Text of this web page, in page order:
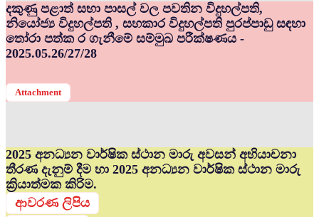
දකුණු පළාත් සභා පාසල් වල පවතින විදුහල්පති,
නියෝජ්‍ය විදුහල්පති , සහකාර විදුහල්පති පුරප්පාඩු සඳහා
තෝරා පත්ක ර ගැනීමේ සම්මුඛ පරීක්ෂණය -
2025.05.26/27/28
Attachment
2025 අනධ්‍යන වාර්ෂික ස්ථාන මාරු අවසන් අභියාචනා
තීරණ දැනුම් දීම හා 2025 අනධ්‍යන වාර්ෂික ස්ථාන මාරු
ක්‍රියාත්මක කිරිම.
ආවරණ ලිපිය